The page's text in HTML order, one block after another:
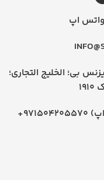
واتس اپ
بی؛ الخلیج التجاری؛